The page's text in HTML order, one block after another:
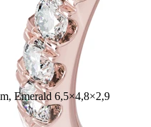
Emerald 6,5×4,8×2,9